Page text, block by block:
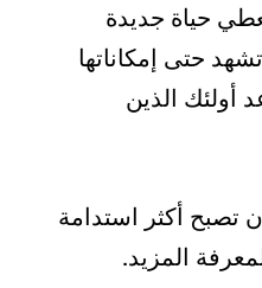
تعطي حياة جديدة
حتى إمكاناتها
أولئك الذين
أكثر استدامة
المزيد.